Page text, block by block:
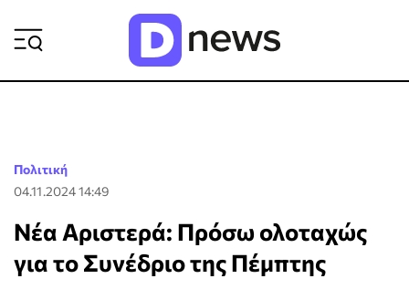
Πολιτική
04.11.2024 14:49
Νέα Αριστερά: Πρόσω ολοταχώς
για το Συνέδριο της Πέμπτης